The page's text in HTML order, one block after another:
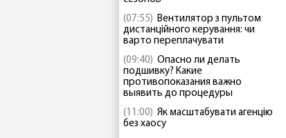
(07:55) Вентилятор з пультом
дистанційного керування: чи
варто переплачувати
(09:40) Опасно ли делать
подшивку? Какие
противопоказания важно
выявить до процедуры
(11:00) Як масштабувати агенцію
без хаосу